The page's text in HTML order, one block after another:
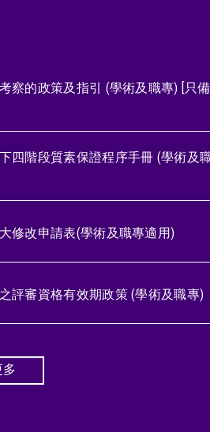
察的政策及指引 (學術及職專) [只備
四階段質素保證程序手冊 (學術及
修改申請表(學術及職專適用)
評審資格有效期政策 (學術及職專)